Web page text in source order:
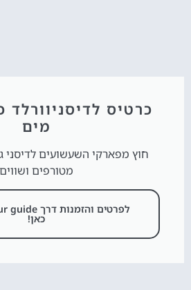
כרטיס לדיסניוורלד
מים
חוץ מפארקי השעשועים לדיסני
מטורפים ושווים
כאן!